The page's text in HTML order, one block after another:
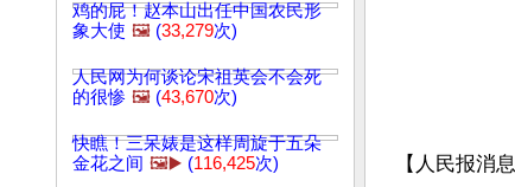
鸡的屁！赵本山出任中国农民形
象大使 🖼️ (33,279次)
人民网为何谈论宋祖英会不会死
的很惨 🖼️ (43,670次)
快瞧！三呆婊是这样周旋于五朵
金花之间 🖼️▶️ (116,425次)
【人民报消